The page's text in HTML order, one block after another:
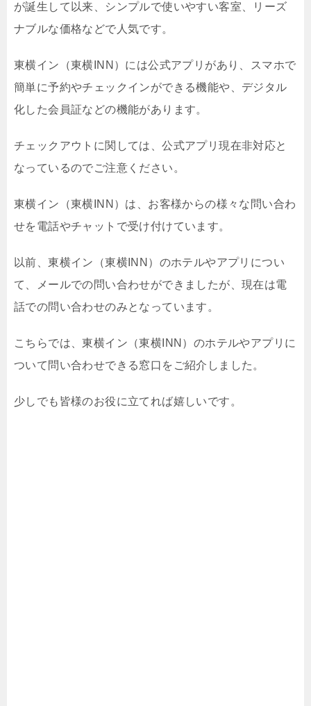
が誕生して以来、シンプルで使いやすい客室、リーズ
ナブルな価格などで人気です。
東横イン（東横INN）には公式アプリがあり、スマホで
簡単に予約やチェックインができる機能や、デジタル
化した会員証などの機能があります。
チェックアウトに関しては、公式アプリ現在非対応と
なっているのでご注意ください。
東横イン（東横INN）は、お客様からの様々な問い合わ
せを電話やチャットで受け付けています。
以前、東横イン（東横INN）のホテルやアプリについ
て、メールでの問い合わせができましたが、現在は電
話での問い合わせのみとなっています。
こちらでは、東横イン（東横INN）のホテルやアプリに
ついて問い合わせできる窓口をご紹介しました。
少しでも皆様のお役に立てれば嬉しいです。